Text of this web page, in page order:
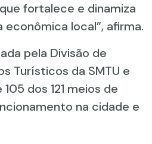
fortalece e dinamiza
local”, afirma.
pela Divisão de
Turísticos da SMTU e
dos 121 meios de
na cidade e